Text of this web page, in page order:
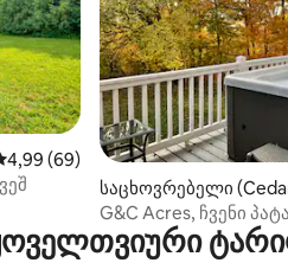
შეფასებაა 5‑დან 4,99,
4,99 (69)
საცხოვრებელი
ds)
G&C Acres, ჩვენი
ნაჭერი აიოვაში